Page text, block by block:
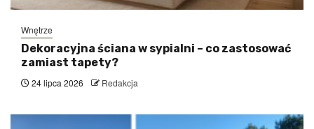
Wnętrze
Dekoracyjna ściana w sypialni – co zastosować
zamiast tapety?
24 lipca 2026 Redakcja